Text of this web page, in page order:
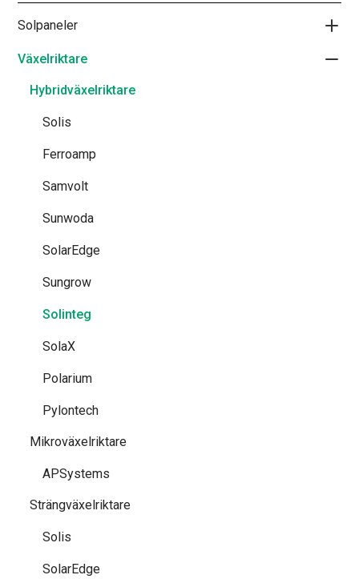
Solpaneler
Växelriktare
Hybridväxelriktare
Solis
Ferroamp
Samvolt
Sunwoda
SolarEdge
Sungrow
Solinteg
SolaX
Polarium
Pylontech
Mikroväxelriktare
APSystems
Strängväxelriktare
Solis
SolarEdge